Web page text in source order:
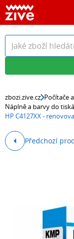
zbozi.zive.cz Počítače
Náplně a barvy do
HP C4127XX -
Předchozí